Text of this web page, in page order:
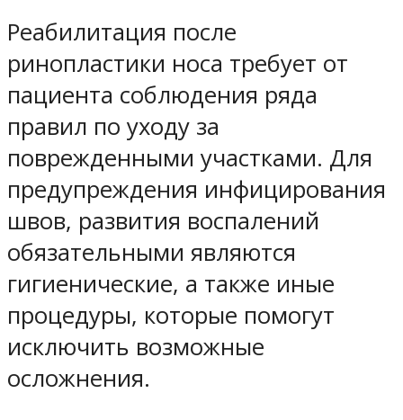
Реабилитация после
ринопластики носа требует от
пациента соблюдения ряда
правил по уходу за
поврежденными участками. Для
предупреждения инфицирования
швов, развития воспалений
обязательными являются
гигиенические, а также иные
процедуры, которые помогут
исключить возможные
осложнения.